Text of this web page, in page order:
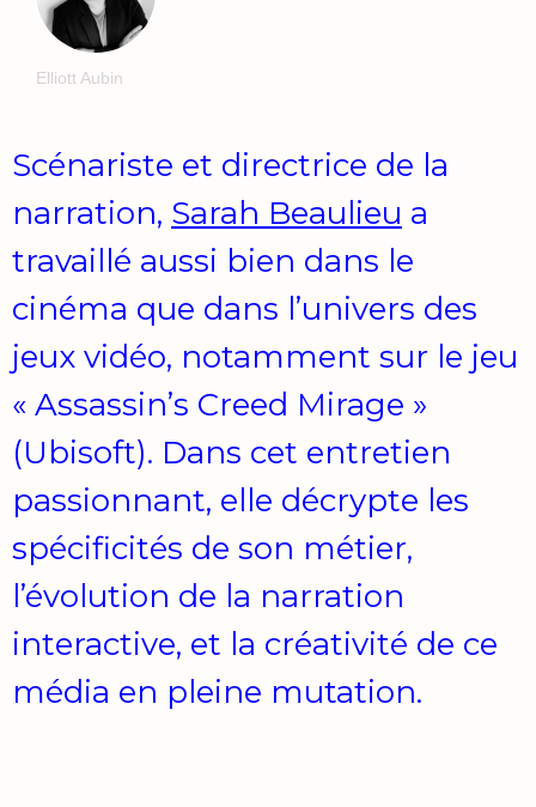
Elliott Aubin
Scénariste et directrice de la
narration, Sarah Beaulieu a
travaillé aussi bien dans le
cinéma que dans l’univers des
jeux vidéo, notamment sur le jeu
« Assassin’s Creed Mirage »
(Ubisoft). Dans cet entretien
passionnant, elle décrypte les
spécificités de son métier,
l’évolution de la narration
interactive, et la créativité de ce
média en pleine mutation.